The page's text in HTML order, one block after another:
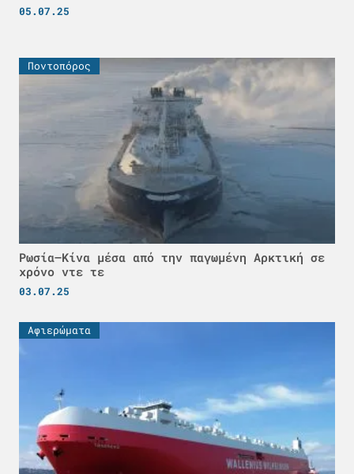
05.07.25
Ποντοπόρος
Ρωσία–Κίνα μέσα από την παγωμένη Αρκτική σε
χρόνο ντε τε
03.07.25
Αφιερώματα